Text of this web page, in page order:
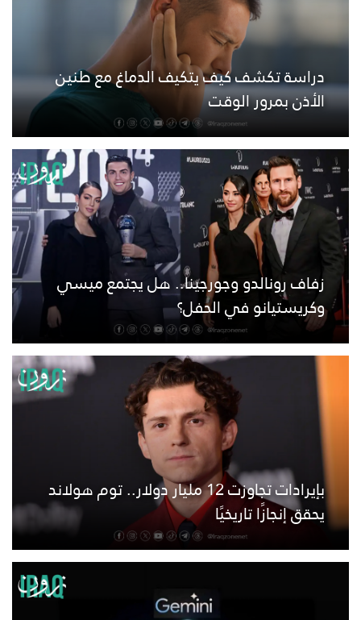
دراسة تكشف كيف يتكيف الدماغ مع طنين
الأذن بمرور الوقت
زفاف رونالدو وجورجينا.. هل يجتمع ميسي
وكريستيانو في الحفل؟
بإيرادات تجاوزت 12 مليار دولار.. توم هولاند
يحقق إنجازًا تاريخيًا